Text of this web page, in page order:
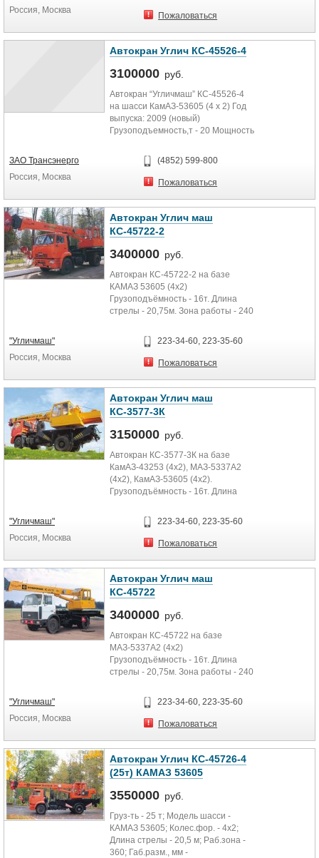
Россия, Москва
Пожаловаться
Автокран Углич КС-45526-4
3100000 руб.
Автокран “Угличмаш” КС-45526-4
на шасси КамАЗ-53605 (4 х 2) Год
выпуска: 2009 (новый)
Грузоподъемность,т - 20 Мощность
ЗАО Трансэнерго
Россия, Москва
(4852) 599-800
Пожаловаться
Автокран Углич маш
КС-45722-2
3400000 руб.
Автокран КС-45722-2 на базе
КАМАЗ 53605 (4х2)
Грузоподъёмность - 16т. Длина
стрелы - 20,75м. Зона работы - 240
"Угличмаш"
Россия, Москва
223-34-60, 223-35-60
Пожаловаться
Автокран Углич маш
КС-3577-3К
3150000 руб.
Автокран КС-3577-3К на базе
КамАЗ-43253 (4х2), МАЗ-5337А2
(4х2), КамАЗ-53605 (4х2).
Грузоподъёмность - 16т. Длина
"Угличмаш"
Россия, Москва
223-34-60, 223-35-60
Пожаловаться
Автокран Углич маш
КС-45722
3400000 руб.
Автокран КС-45722 на базе
МАЗ-5337А2 (4х2)
Грузоподъёмность - 16т. Длина
стрелы - 20,75м. Зона работы - 240
"Угличмаш"
Россия, Москва
223-34-60, 223-35-60
Пожаловаться
Автокран Углич КС-45726-4
(25т) КАМАЗ 53605
3550000 руб.
Груз-ть - 25 т; Модель шасси -
КАМАЗ 53605; Колес.фор. - 4x2;
Длина стрелы - 20,5 м; Раб.зона -
360; Габ.разм., мм -